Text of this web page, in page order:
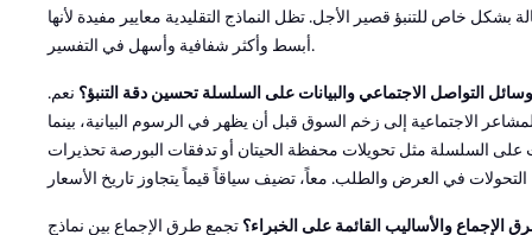
بشكل خاص للتنبؤ قصير الأجل. تظل النماذج التقليدية معايير مفيدة لأنها
أبسط وأكثر شفافية وأسهل في التفسير.
التواصل الاجتماعي والبيانات على السلسلة تحسين دقة التنبؤ؟ نعم.
الاجتماعية إلى زخم السوق قبل أن يظهر في الرسوم البيانية، بينما
على السلسلة مثل تحويلات محفظة الحيتان أو تدفقات البورصة تحذيرات
الإجماع والأساليب القائمة على الخبراء؟ تجمع طرق الإجماع بين نماذج